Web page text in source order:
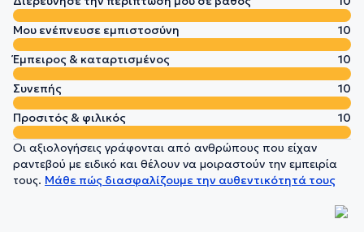
Μου ενέπνευσε εμπιστοσύνη
10
Έμπειρος & καταρτισμένος
10
Συνεπής
10
Προσιτός & φιλικός
10
Οι αξιολογήσεις γράφονται από ανθρώπους που είχαν
ραντεβού με ειδικό και θέλουν να μοιραστούν την εμπειρία
τους. Μάθε πώς διασφαλίζουμε την αυθεντικότητά τους